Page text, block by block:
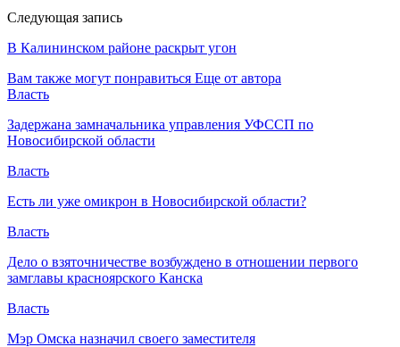
Следующая запись
В Калининском районе раскрыт угон
Вам также могут понравиться Еще от автора
Власть
Задержана замначальника управления УФССП по
Новосибирской области
Власть
Есть ли уже омикрон в Новосибирской области?
Власть
Дело о взяточничестве возбуждено в отношении первого
замглавы красноярского Канска
Власть
Мэр Омска назначил своего заместителя